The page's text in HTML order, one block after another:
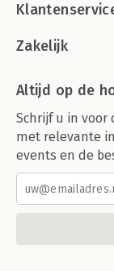
Zakelijk
Altijd op de
Schrijf u in voor
met relevante
events en de